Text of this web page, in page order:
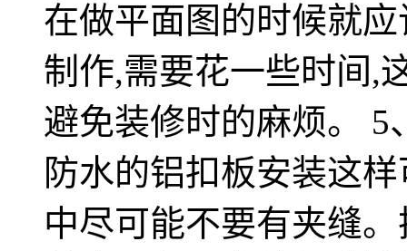
在做平面图的时候就
制作,需要花一些时间,
避免装修时的麻烦。 5
防水的铝扣板安装这
中尽可能不要有夹缝